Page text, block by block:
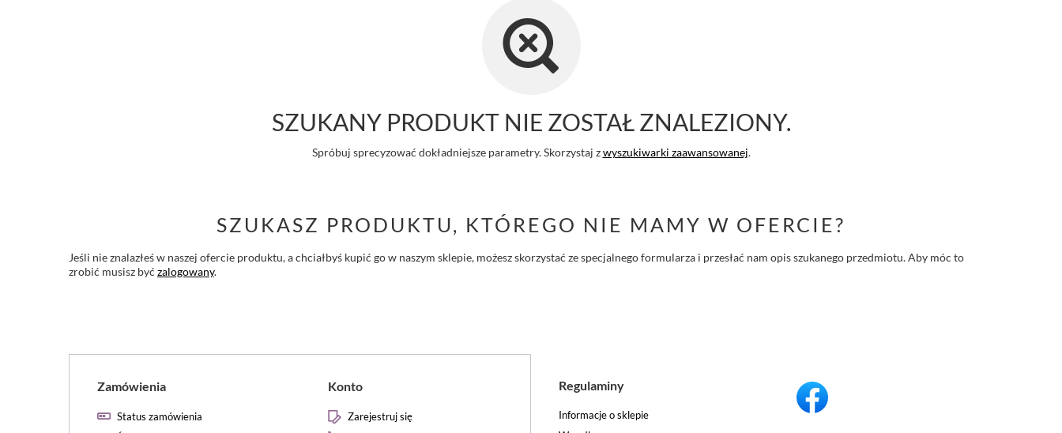
SZUKANY PRODUKT NIE ZOSTAŁ ZNALEZIONY.
Spróbuj sprecyzować dokładniejsze parametry. Skorzystaj zwyszukiwarki zaawansowanej.
SZUKASZ PRODUKTU, KTÓREGO NIE MAMY W OFERCIE?
Jeśli nie znalazłeś w naszej ofercie produktu, a chciałbyś kupić go w naszym sklepie, możesz skorzystać ze specjalnego formularza i przesłać nam opis szukanego przedmiotu. Aby móc to
zrobić musisz być zalogowany.
Zamówienia
Status zamówienia
Konto
Zarejestruj się
Regulaminy
Informacje o sklepie